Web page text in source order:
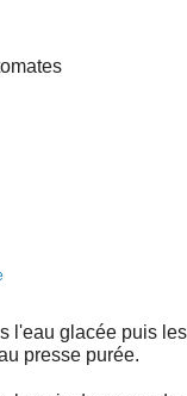
l'eau glacée puis
presse purée.